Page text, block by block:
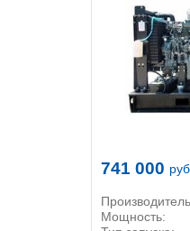
741 000 руб.
Мощность: